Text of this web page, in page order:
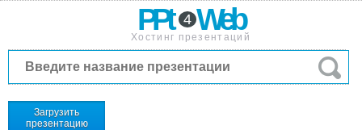
PPt 4 Web
Хостинг презентаций
Загрузить
презентацию